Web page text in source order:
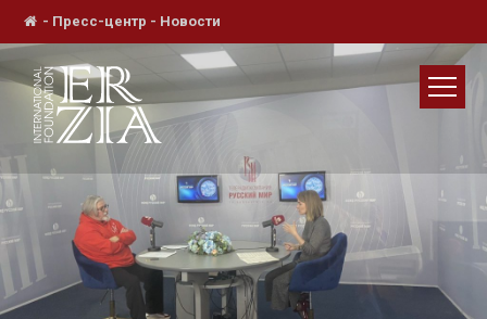
- Пресс-центр - Новости